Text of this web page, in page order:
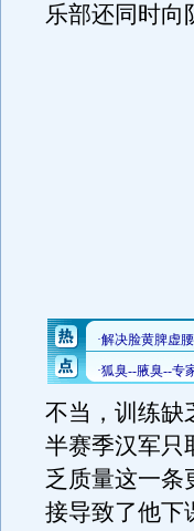
乐部还同时向
不当，训练缺
半赛季汉军只
乏质量这一条
接导致了他下